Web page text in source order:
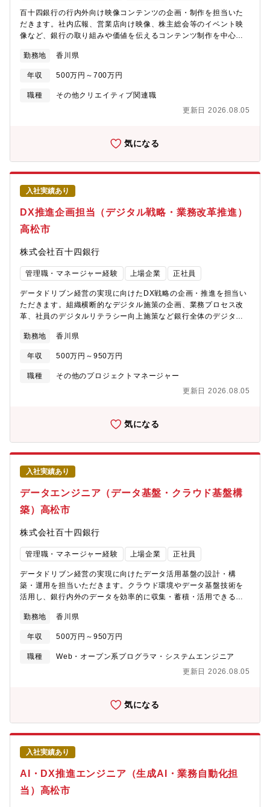
百十四銀行の行内外向け映像コンテンツの企画・制作を担当いた
だきます。社内広報、営業店向け映像、株主総会等のイベント映
像など、銀行の取り組みや価値を伝えるコンテンツ制作を中心
す。具体的に、【映像コンテンツ制作】■ビデオ社内報の企画・撮
影・編集■行内向け情報発信動画の制作■営業店ロビー等で使用す
る映像制作【広報コンテンツ企画】■各種イベント向け映像企画■
銀行施策や取り組みの映像化■構成・台本作成【制作環境管理】■
応【関係者調整】■社内各部署への取材■イベント担当者との調整■
ハウス映像制作の専門ポジションです。ーーーーーーーーーーー
ーーーーーーーーーー【魅力】★企画から撮影・編集まで一貫し
て携われます。外部委託中心だった映像制作機能を内製化するた
め、企画、構成、撮影、編集、運用まで幅広く担当できます。自
身のアイデアを形にしながら、制作体制づくりにも関われる環境
です。★企業ブランディング・広報戦略に関われます。単なる動
画制作ではなく、銀行の方針や施策を理解し、見る人に伝わるコ
ンテンツへ落とし込む役割です。企業ブランド向上や社内コミュ
ニケーション強化に貢献できます。★安定した事業会社でクリエ
アント案件ではなく、自社の魅力や社会的価値を発信する仕事で
す。長期的な視点でコンテンツ品質向上に取り組めます。★映像
制作経験を活かして業務領域を広げられる。活かせる経験：映像
作イベント映像制作 など、幅広いバックグラウンドを活用でき
ます。
勤務地 香川県
年収 500万円～700万円
職種
その他クリエイティブ関連職
更新日 2026.08.05
気になる
入社実績あり
DX推進企画担当（デジタル戦略・業務改革推進）
高松市
株式会社百十四銀行
管理職・マネージャー経験 上場企業 正社員
データドリブン経営の実現に向けたDX戦略の企画・推進を担当い
ただきます。組織横断的なデジタル施策の企画、業務プロセス改
革、社員のデジタルリテラシー向上施策など銀行全体のデジタル
画】■デジタル活用方針・ロードマップ策定■DX施策の企画立案■
経営・各部門との調整【業務改革・デジタル化推進】■社内業務プ
ロセスのデジタル化企画■顧客接点におけるデジタル施策推進■業
務改善プロジェクト推進【プロジェクトマネジメント】■関係部署
ジタル人材育成】■社員向けデジタル教育施策の企画・実施■デジ
し、組織全体の変革を推進する重要なポジションとなります。ー
ーーーーーーーーーーーーーーーー【魅力】★上流工程からDX戦
略に関われます。システム導入だけではなく、DX戦略策定、業務
課題の抽出、施策企画、実行推進まで幅広い担当が可能。経営・
現場双方と連携しながら、銀行業務そのものを変革する経験を積
むことができます。★社内外を巻き込むプロジェクト推進力を活
かせます。複数部署を横断したデジタル施策を推進するため、関
係者との合意形成やファシリテーション力を活かせるポジション
となります。★DX人材育成という組織づくりにも携われます。デ
施策の企画・実施にも携わる事ができ、組織全体のデジタル変革
を支える役割。★金融業界×DXという市場価値の高いキャリアの
構築が可能。金融業務への理解とデジタル活用スキルを掛け合わ
できます。
勤務地 香川県
年収 500万円～950万円
職種
その他のプロジェクトマネージャー
更新日 2026.08.05
気になる
入社実績あり
データエンジニア（データ基盤・クラウド基盤構
築）高松市
株式会社百十四銀行
管理職・マネージャー経験 上場企業 正社員
データドリブン経営の実現に向けたデータ活用基盤の設計・構
築・運用を担当いただきます。クラウド環境やデータ基盤技術を
活用し、銀行内外のデータを効率的に収集・蓄積・活用できる環
るポジションとなります。具体的に、【データ基盤構築・運用】■
データ収集・保存・処理基盤の設計、構築■クラウド環境でのシス
テム管理■データベース設計・運用【データエンジニアリング】■
データパイプライン構築■ETL処理設計・自動化■データマート構
上施策■運用ルール・手順書整備【プロジェクト推進】■関係部
るデータ活用の可能性を広げ、銀行のデジタルトランスフォーメ
ーションを技術面から支えるポジションです。ーーーーーーーー
ーーーーーーーーーーー【魅力】★最新のデータ技術を活用した
大規模データ基盤開発。社内外のデータ収集・加工・蓄積から、
データ分析活用までを支える基盤づくりに携わる事が可能です。
Snowflake、クラウド環境、ETLなどの技術を活用しながら、金
融データ活用の高度化を推進できます。★上流から運用まで幅広
く経験可能。データ基盤の設計・構築だけではなく、データ品質
管理、運用ルール整備、社内推進活動まで幅広く担当できます。
勤務地 香川県
年収 500万円～950万円
職種
Web・オープン系プログラマ・システムエンジニア
更新日 2026.08.05
気になる
入社実績あり
AI・DX推進エンジニア（生成AI・業務自動化担
当）高松市